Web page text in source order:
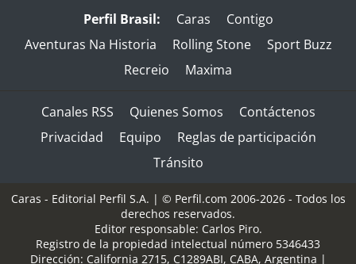
Perfil Brasil: Caras
Contigo
Aventuras Na Historia
Rolling Stone
Sport Buzz
Recreio
Maxima
Canales RSS Quienes Somos
Contáctenos
Privacidad
Equipo
Reglas de participación
Tránsito
Caras - Editorial Perfil S.A. | © Perfil.com 2006-2026 - Todos los
derechos reservados.
Editor responsable: Carlos Piro.
Registro de la propiedad intelectual número 5346433
Dirección: California 2715, C1289ABI, CABA, Argentina |